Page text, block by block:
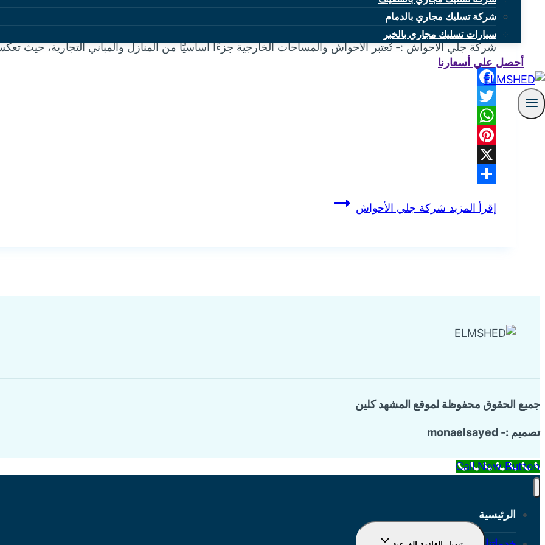
شركة تسليك مجاري بالدمام
سيارات تسليك مجاري بالخبر
أحصل علي أسعارنا
بواسطةmona فبراير 8, 2025
شركة جلي الأحواش :- تُعتبر الأحواش والمساحات الخارجية جزءًا أساسيًا من المنازل والمباني التجارية، حيث
Facebook
Twitter
WhatsApp
Pinterest
X
إقرأ المزيد شركة جلي الأحواش
جميع الحقوق محفوظة لموقع المشهد كلين
تصميم :- monaelsayed
Call Now Button
الرئيسية